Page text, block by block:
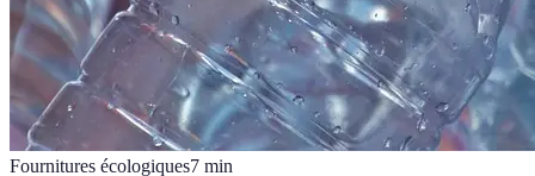
Fournitures écologiques7 min